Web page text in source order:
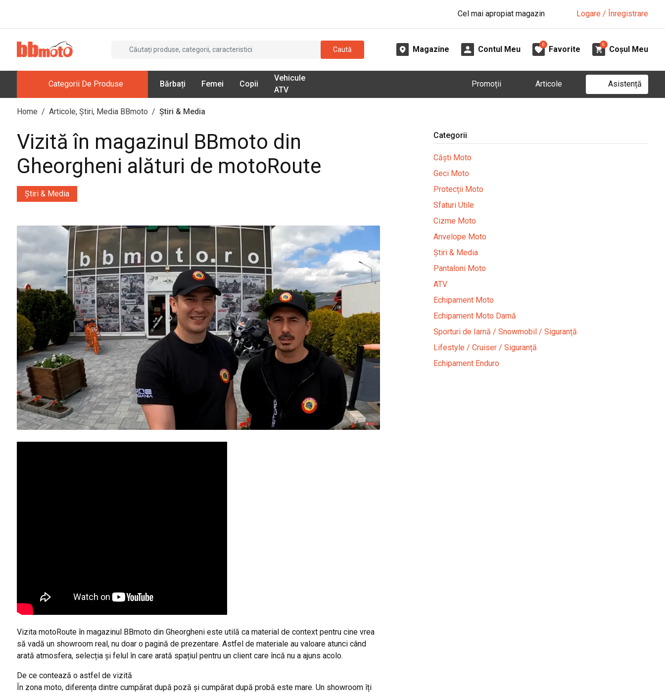
Cel mai apropiat magazin Logare / Înregistrare
Caută Magazine Contul Meu
0
Favorite
0
Coșul Meu
Categorii De Produse Bărbați Femei Copii
Vehicule
ATV
Promoții Articole Asistență
Home / Articole, Știri, Media BBmoto / Știri & Media
Vizită în magazinul BBmoto din
Gheorgheni alături de motoRoute
Știri & Media
Vizita motoRoute în magazinul BBmoto din Gheorgheni este utilă ca material de context pentru cine vrea
să vadă un showroom real, nu doar o pagină de prezentare. Astfel de materiale au valoare atunci când
arată atmosfera, selecția și felul în care arată spațiul pentru un client care încă nu a ajuns acolo.
De ce contează o astfel de vizită
În zona moto, diferența dintre cumpărat după poză și cumpărat după probă este mare. Un showroom îți
Categorii
Căști Moto
Geci Moto
Protecții Moto
Sfaturi Utile
Cizme Moto
Anvelope Moto
Știri & Media
Pantaloni Moto
ATV
Echipament Moto
Echipament Moto Damă
Sporturi de Iarnă / Snowmobil / Siguranță
Lifestyle / Cruiser / Siguranță
Echipament Enduro